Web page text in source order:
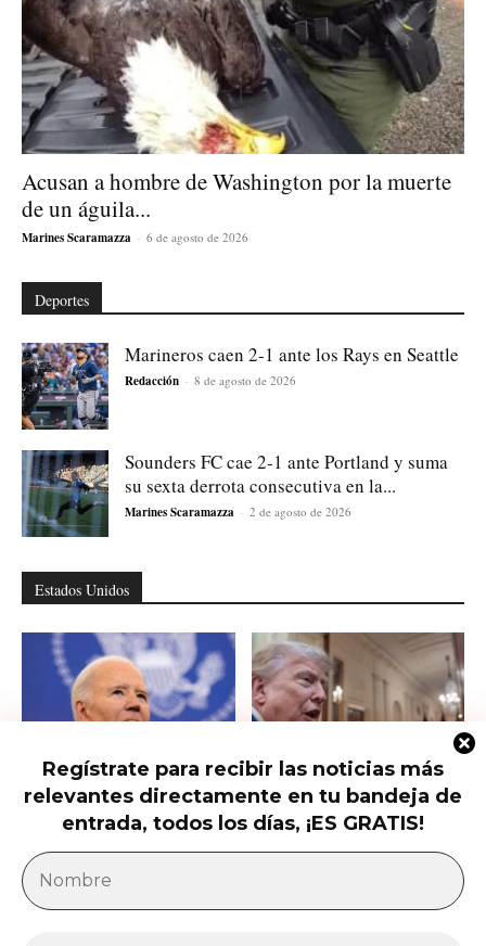
Regístrate para recibir las noticias más
relevantes directamente en tu bandeja de
entrada, todos los días, ¡ES GRATIS!
Acusan a hombre de Washington por la muerte
de un águila...
Marines Scaramazza - 6 de agosto de 2026
Deportes
Marineros caen 2-1 ante los Rays en Seattle
Redacción - 8 de agosto de 2026
Sounders FC cae 2-1 ante Portland y suma
su sexta derrota consecutiva en la...
Marines Scaramazza - 2 de agosto de 2026
Estados Unidos
Hunter Biden habla del cáncer de
su padre que avanzó hasta...
Qué saber del nuevo intento de
Trump de limitar la ciudadanía...
América Latina